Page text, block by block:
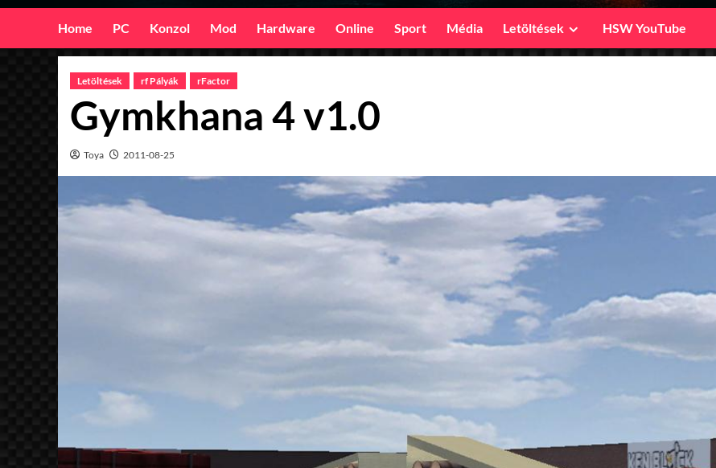
Home PC Konzol Mod Hardware Online Sport Média Letöltések HSW YouTube
Letöltések rf Pályák rFactor
Gymkhana 4 v1.0
Toya 2011-08-25